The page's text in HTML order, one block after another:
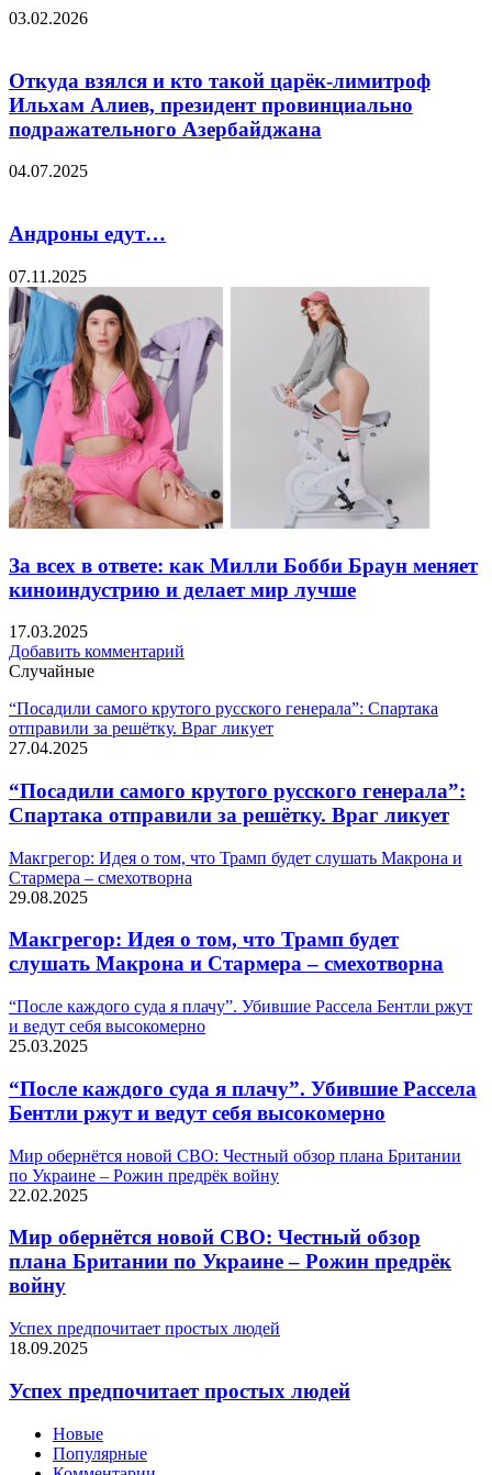
03.02.2026
Откуда взялся и кто такой царёк-лимитроф
Ильхам Алиев, президент провинциально
подражательного Азербайджана
04.07.2025
Андроны едут…
07.11.2025
За всех в ответе: как Милли Бобби Браун меняет
киноиндустрию и делает мир лучше
17.03.2025
Добавить комментарий
Случайные
“Посадили самого крутого русского генерала”: Спартака
отправили за решётку. Враг ликует
27.04.2025
“Посадили самого крутого русского генерала”:
Спартака отправили за решётку. Враг ликует
Макгрегор: Идея о том, что Трамп будет слушать Макрона и
Стармера – смехотворна
29.08.2025
Макгрегор: Идея о том, что Трамп будет
слушать Макрона и Стармера – смехотворна
“После каждого суда я плачу”. Убившие Рассела Бентли ржут
и ведут себя высокомерно
25.03.2025
“После каждого суда я плачу”. Убившие Рассела
Бентли ржут и ведут себя высокомерно
Мир обернётся новой СВО: Честный обзор плана Британии
по Украине – Рожин предрёк войну
22.02.2025
Мир обернётся новой СВО: Честный обзор
плана Британии по Украине – Рожин предрёк
войну
Успех предпочитает простых людей
18.09.2025
Успех предпочитает простых людей
Новые
Популярные